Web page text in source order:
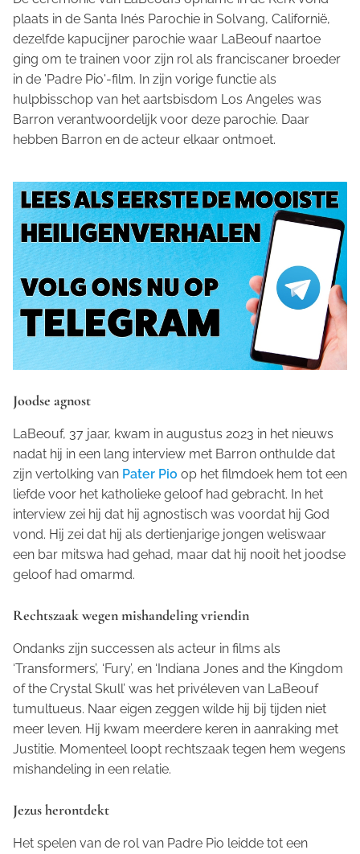
plaats in de Santa Inés Parochie in Solvang, Californië,
dezelfde kapucijner parochie waar LaBeouf naartoe
ging om te trainen voor zijn rol als franciscaner broeder
in de 'Padre Pio'-film. In zijn vorige functie als
hulpbisschop van het aartsbisdom Los Angeles was
Barron verantwoordelijk voor deze parochie. Daar
hebben Barron en de acteur elkaar ontmoet.
Joodse agnost
LaBeouf, 37 jaar, kwam in augustus 2023 in het nieuws
nadat hij in een lang interview met Barron onthulde dat
zijn vertolking van Pater Pio op het filmdoek hem tot een
liefde voor het katholieke geloof had gebracht. In het
interview zei hij dat hij agnostisch was voordat hij God
vond. Hij zei dat hij als dertienjarige jongen weliswaar
een bar mitswa had gehad, maar dat hij nooit het joodse
geloof had omarmd.
Rechtszaak wegen mishandeling vriendin
Ondanks zijn successen als acteur in films als
‘Transformers’, ‘Fury’, en ‘Indiana Jones and the Kingdom
of the Crystal Skull’ was het privéleven van LaBeouf
tumultueus. Naar eigen zeggen wilde hij bij tijden niet
meer leven. Hij kwam meerdere keren in aanraking met
Justitie. Momenteel loopt rechtszaak tegen hem wegens
mishandeling in een relatie.
Jezus herontdekt
Het spelen van de rol van Padre Pio leidde tot een